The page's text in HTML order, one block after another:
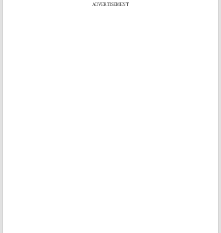
ADVERTISEMENT